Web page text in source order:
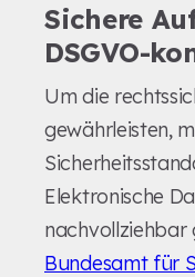
Sichere
DSGVO-
Um die
gewährleisten,
Elektronische
nachvollziehbar
Bundesamt für